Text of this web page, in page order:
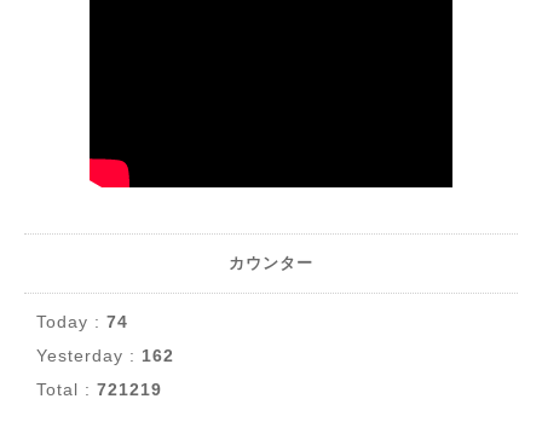
カウンター
Today : 74
Yesterday : 162
Total : 721219